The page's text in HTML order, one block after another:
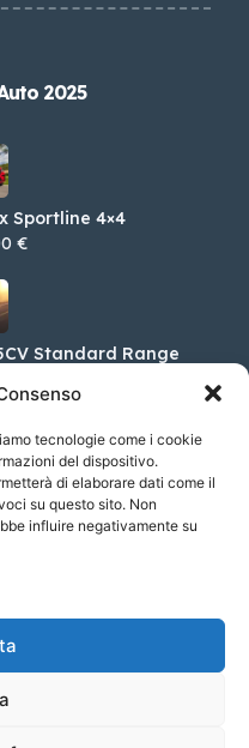
tecnologie come i cookie
del dispositivo.
di elaborare dati come il
su questo sito. Non
influire negativamente su
2025
Sportline 4×4
€
Standard Range
€
RS Max 4×4
€
4.0 V8 auto